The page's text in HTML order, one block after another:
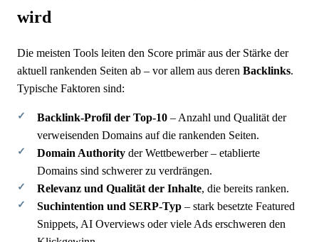
wird
Die meisten Tools leiten den Score primär aus der Stärke der
aktuell rankenden Seiten ab – vor allem aus deren Backlinks.
Typische Faktoren sind:
Backlink-Profil der Top-10 – Anzahl und Qualität der
verweisenden Domains auf die rankenden Seiten.
Domain Authority der Wettbewerber – etablierte
Domains sind schwerer zu verdrängen.
Relevanz und Qualität der Inhalte, die bereits ranken.
Suchintention und SERP-Typ – stark besetzte Featured
Snippets, AI Overviews oder viele Ads erschweren den